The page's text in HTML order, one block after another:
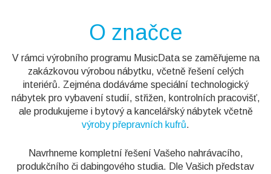
O značce
V rámci výrobního programu MusicData se zaměřujeme na
zakázkovou výrobou nábytku, včetně řešení celých
interiérů. Zejména dodáváme speciální technologický
nábytek pro vybavení studií, střižen, kontrolních pracovišť,
ale produkujeme i bytový a kancelářský nábytek včetně
výroby přepravních kufrů.
Navrhneme kompletní řešení Vašeho nahrávacího,
produkčního či dabingového studia. Dle Vašich představ